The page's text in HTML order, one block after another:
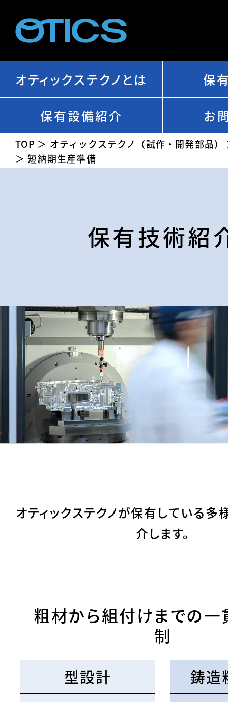
オティックステクノとは
保
保有設備紹介
お
TOP
オティックステクノ（試作・開発部品）
短納期生産準備
保有技術紹
オティックステクノが保有している
介します。
粗材から組付けまでの
制
型設計 鋳造